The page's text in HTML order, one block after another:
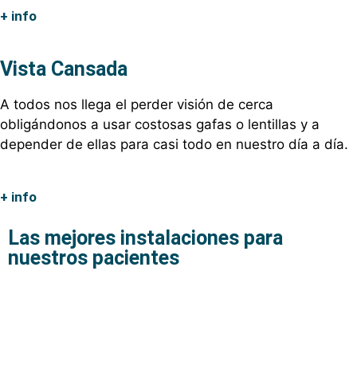
+ info
Vista Cansada​
A todos nos llega el perder visión de cerca
obligándonos a usar costosas gafas o lentillas y a
depender de ellas para casi todo en nuestro día a día.
+ info
Las mejores instalaciones para
nuestros pacientes